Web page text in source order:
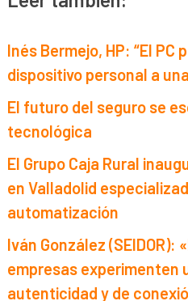
Inés Bermejo, HP: “El PC
dispositivo personal a
El futuro del seguro se
tecnológica
El Grupo Caja Rural
en Valladolid
automatización
Iván González (SEIDOR):
empresas experimenten
autenticidad y de